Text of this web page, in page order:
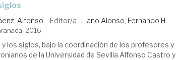
Alfonso Editor/a . Llano Alonso, Fernando H.
2016
y los siglos, bajo la coordinación de los profesores y
de la Universidad de Sevilla Alfonso Castro y